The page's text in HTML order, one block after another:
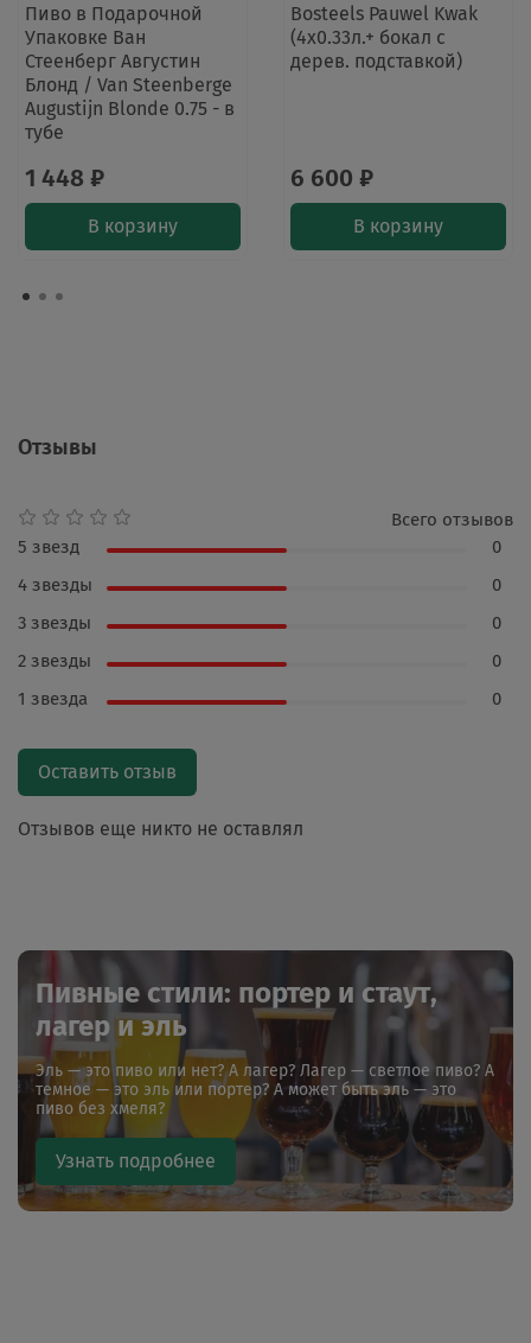
Пиво в Подарочной
Упаковке Ван
Стеенберг Августин
Блонд / Van Steenberge
Augustijn Blonde 0.75 - в
тубе
1 448 ₽
В корзину
Bosteels Pauwel Kwak
(4х0.33л.+ бокал с
дерев. подставкой)
6 600 ₽
В корзину
Отзывы
Отзывов еще никто не оставлял
Всего отзывов
5 звезд
0
4 звезды
0
3 звезды
0
2 звезды
0
1 звезда
0
Оставить отзыв
Пивные стили: портер и стаут,
лагер и эль
Эль — это пиво или нет? А лагер? Лагер — светлое пиво? А
темное — это эль или портер? А может быть эль — это
пиво без хмеля?
Узнать подробнее